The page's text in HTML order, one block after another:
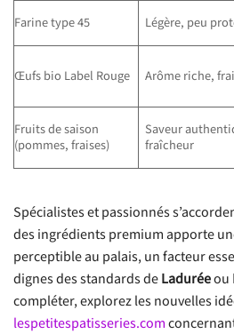
Farine type 45 Légère, peu
Œufs bio Label Rouge Arôme riche,
Fruits de saison
(pommes, fraises)
Saveur
fraîcheur
Spécialistes et passionnés
des ingrédients premium apporte
perceptible au palais, un facteur
dignes des standards deLaduréeou
compléter, explorez les nouvelles
lespetitespatisseries.com